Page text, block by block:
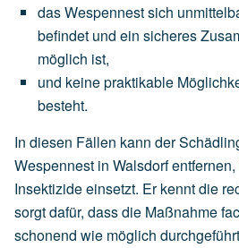
dasWespennestsich
befindet und ein sicheres
möglich ist,
und keinepraktikable
besteht.
In diesen Fällen kann der
Wespennest in Walsdorf
Insektizide einsetzt. Er kennt die
sorgt dafür, dass die Maßnahme
schonend wie möglich